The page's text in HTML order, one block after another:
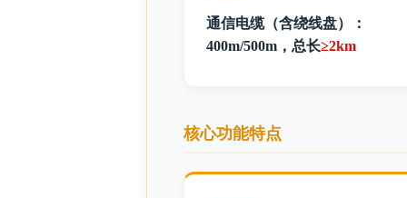
通信电缆（含绕线盘）：
400m/500m，总长≥2km
核心功能特点